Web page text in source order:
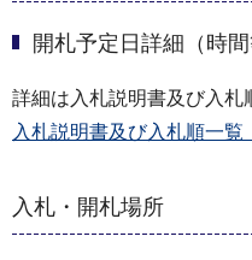
開札予定日詳細（時間
詳細は入札説明書及び入札
入札説明書及び入札順一覧
入札・開札場所